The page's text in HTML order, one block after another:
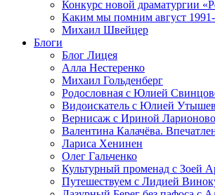
Конкурс новой драматургии
Каким мы помним август
Михаил Швейцер
Блоги
Блог Лицея
Алла Нестеренко
Михаил Гольденберг
Родословная с Юлией
Видоискатель с Юлией
Вернисаж с Ириной
Валентина Калачёва.
Лариса Хенинен
Олег Гальченко
Культурный променад с Зоей
Путешествуем с Лидией